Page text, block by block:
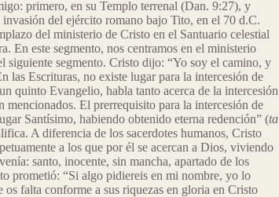
primero, en su Templo terrenal (Dan. 9:27), y
del ejército romano bajo Tito, en el 70 d.C.
del ministerio de Cristo en el Santuario celestial
En este segmento, nos centramos en el ministerio
segmento. Cristo dijo: “Yo soy el camino, y
las Escrituras, no existe lugar para la intercesión de
quinto Evangelio, habla tanto acerca de la intercesión
mencionados. El prerrequisito para la intercesión de
Santísimo, habiendo obtenido eterna redención” (ta
A diferencia de los sacerdotes humanos, Cristo
a los que por él se acercan a Dios, viviendo
santo, inocente, sin mancha, apartado de los
prometió: “Si algo pidiereis en mi nombre, yo lo
falta conforme a sus riquezas en gloria en Cristo